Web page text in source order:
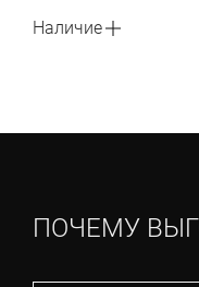
Наличие
ПОЧЕМУ